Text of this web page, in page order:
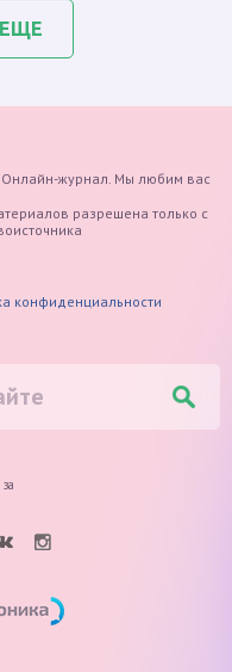
журнал. Мы любим вас
разрешена только с
конфиденциальности
за